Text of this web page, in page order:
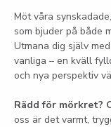
Möt våra
som bjuder på både
Utmana dig själv
vanliga – en kväll
och nya perspektiv
Rädd för mörkret?
oss är det varmt,